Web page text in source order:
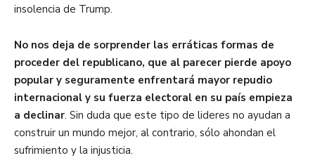
insolencia de Trump.
No nos deja de sorprender las erráticas formas de
proceder del republicano, que al parecer pierde apoyo
popular y seguramente enfrentará mayor repudio
internacional y su fuerza electoral en su país empieza
a declinar. Sin duda que este tipo de lideres no ayudan a
construir un mundo mejor, al contrario, sólo ahondan el
sufrimiento y la injusticia.